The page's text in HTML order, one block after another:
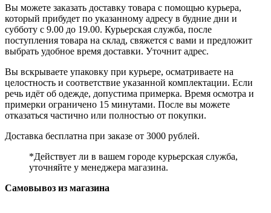
Вы можете заказать доставку товара с помощью курьера,
который прибудет по указанному адресу в будние дни и
субботу с 9.00 до 19.00. Курьерская служба, после
поступления товара на склад, свяжется с вами и предложит
выбрать удобное время доставки. Уточнит адрес.
Вы вскрываете упаковку при курьере, осматриваете на
целостность и соответствие указанной комплектации. Если
речь идёт об одежде, допустима примерка. Время осмотра и
примерки ограничено 15 минутами. После вы можете
отказаться частично или полностью от покупки.
Доставка бесплатна при заказе от 3000 рублей.
*Действует ли в вашем городе курьерская служба,
уточняйте у менеджера магазина.
Самовывоз из магазина